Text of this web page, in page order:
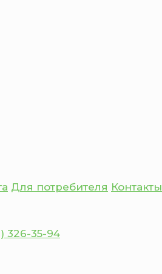
Для потребителя Контакты
326-35-94